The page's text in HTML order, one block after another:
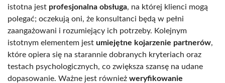
istotna jest profesjonalna obsługa, na której klienci mogą
polegać; oczekują oni, że konsultanci będą w pełni
zaangażowani i rozumiejący ich potrzeby. Kolejnym
istotnym elementem jest umiejętne kojarzenie partnerów,
które opiera się na starannie dobranych kryteriach oraz
testach psychologicznych, co zwiększa szansę na udane
dopasowanie. Ważne jest również weryfikowanie